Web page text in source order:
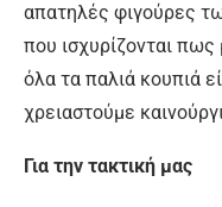
απατηλές φιγούρες
που ισχυρίζονται
όλα τα παλιά κουπιά
χρειαστούμε
Για την τακτική μας